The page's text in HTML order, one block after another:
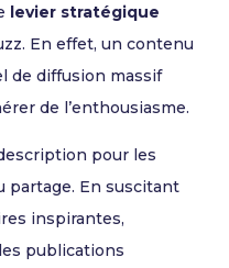
levier stratégique
En effet, un contenu
de diffusion massif
de l’enthousiasme.
pour les
partage. En suscitant
inspirantes,
publications